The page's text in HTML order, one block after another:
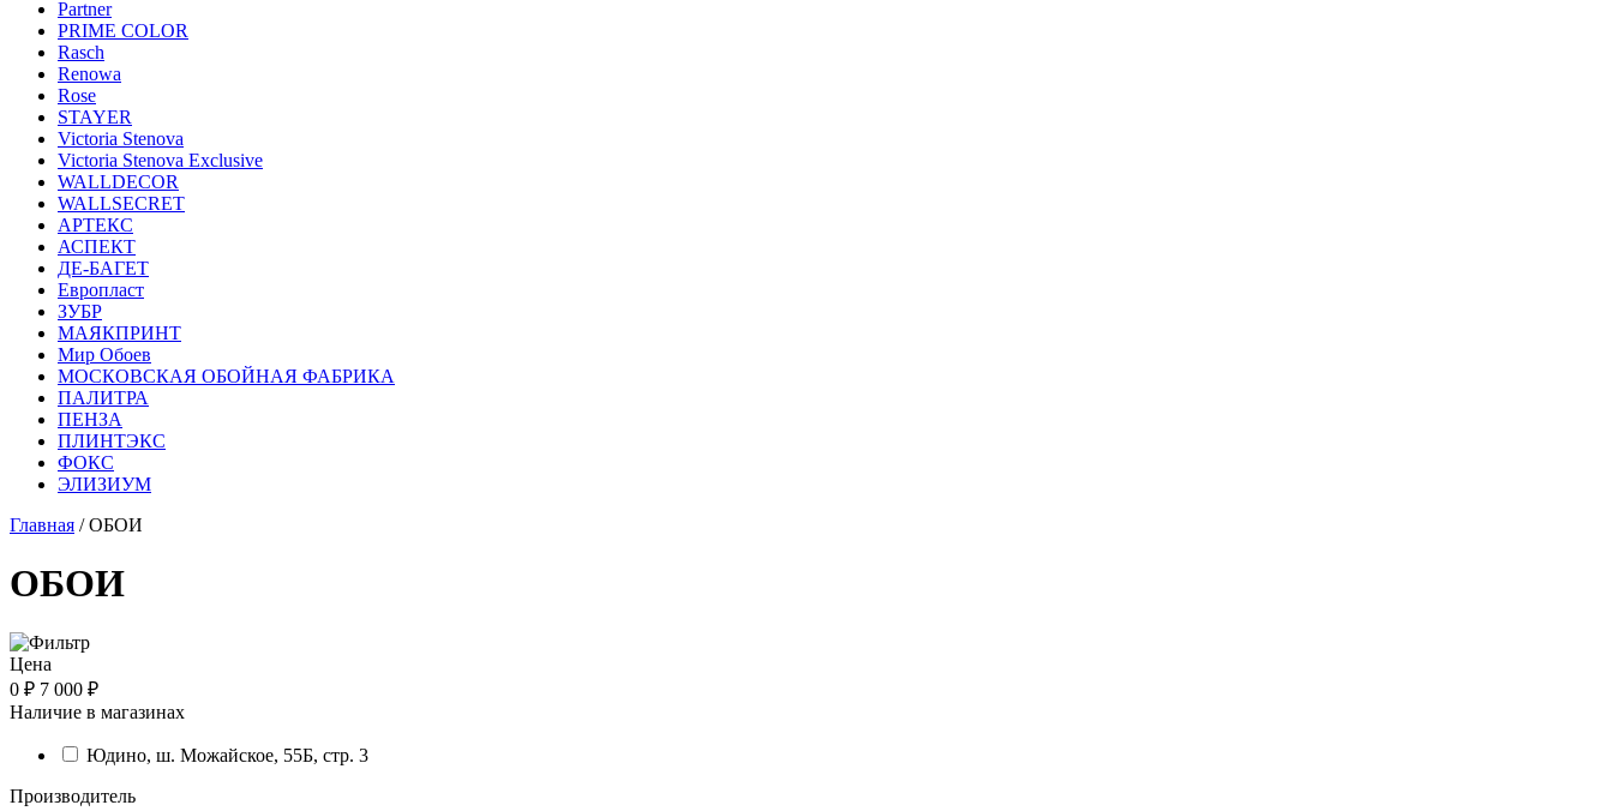
Partner
PRIME COLOR
Rasch
Renowa
Rose
STAYER
Victoria Stenova
Victoria Stenova Exclusive
WALLDECOR
WALLSECRET
АРТЕКС
АСПЕКТ
ДЕ-БАГЕТ
Европласт
ЗУБР
МАЯКПРИНТ
Мир Обоев
МОСКОВСКАЯ ОБОЙНАЯ ФАБРИКА
ПАЛИТРА
ПЕНЗА
ПЛИНТЭКС
ФОКС
ЭЛИЗИУМ
Главная / ОБОИ
ОБОИ
Цена
0 ₽ 7 000 ₽
Наличие в магазинах
Юдино, ш. Можайское, 55Б, стр. 3
Производитель